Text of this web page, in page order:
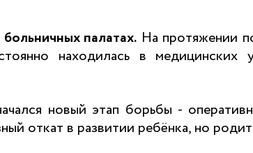
палатах. На протяжении
находилась в медицинских
новый этап борьбы -
откат в развитии ребёнка, но